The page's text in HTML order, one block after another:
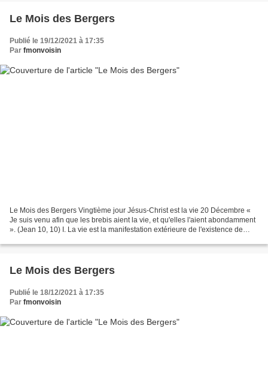
Le Mois des Bergers
Publié le 19/12/2021 à 17:35
Par fmonvoisin
Le Mois des Bergers Vingtième jour Jésus-Christ est la vie 20 Décembre «
Je suis venu afin que les brebis aient la vie, et qu'elles l'aient abondamment
». (Jean 10, 10) I. La vie est la manifestation extérieure de l'existence de
Le Mois des Bergers
Publié le 18/12/2021 à 17:35
Par fmonvoisin